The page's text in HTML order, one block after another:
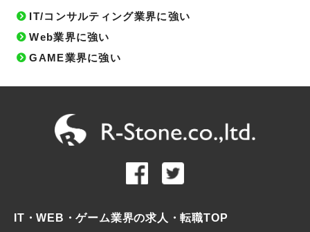
IT/コンサルティング業界に強い
Web業界に強い
GAME業界に強い
IT・WEB・ゲーム業界の求人・転職TOP